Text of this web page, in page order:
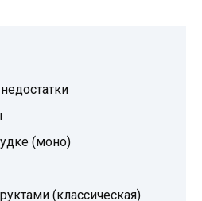
(моно)
(классическая)